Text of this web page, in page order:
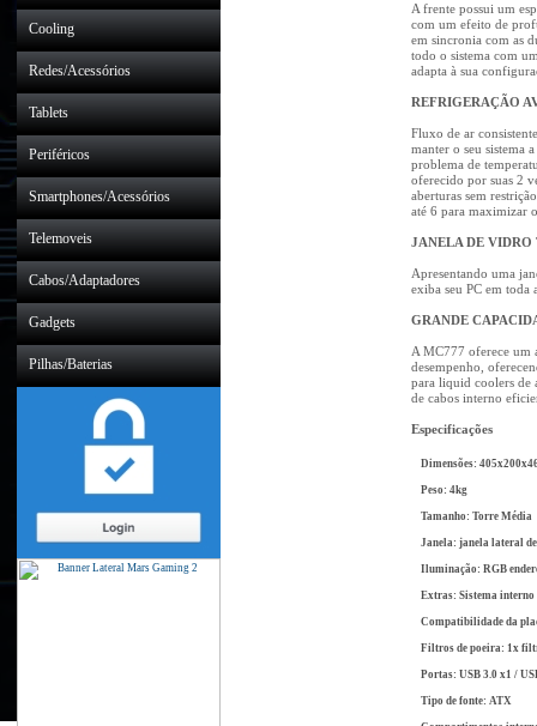
Cooling
Redes/Acessórios
Tablets
Periféricos
Smartphones/Acessórios
Telemoveis
Cabos/Adaptadores
Gadgets
Pilhas/Baterias
A frente possui um
com um efeito de
em sincronia com as
todo o sistema com
adapta à sua
REFRIGERAÇÃO
Fluxo de ar
manter o seu sistema
problema de
oferecido por suas 2
aberturas sem
até 6 para maximizar
JANELA DE VIDRO
Apresentando uma
exiba seu PC em toda
GRANDE
A MC777 oferece um
desempenho,
para liquid coolers de
de cabos interno
Especificações
Dimensões:
Peso: 4kg
Tamanho: Torre Média
Janela: janela lateral
Iluminação: RGB
Extras: Sistema interno
Compatibilidade da
Filtros de poeira: 1x
Portas: USB 3.0 x1 /
Tipo de fonte: ATX